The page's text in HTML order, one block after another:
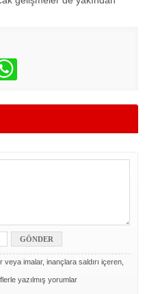
imalar, inançlara saldırı içeren,
yazılmış yorumlar